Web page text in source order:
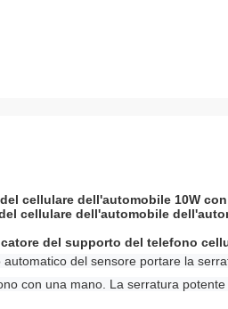
cellulare dell'automobile 10W
cellulare dell'automobile
del supporto del telefono
del sensore portare la
con una mano. La serratura